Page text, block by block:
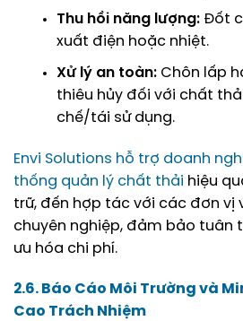
Thu hồi năng lượng: Đốt
xuất điện hoặc nhiệt.
Xử lý an toàn: Chôn lấp
thiêu hủy đối với chất
chế/tái sử dụng.
Envi Solutions hỗ trợ doanh
thống quản lý chất thải hiệu
trữ, đến hợp tác với các đơn vị
chuyên nghiệp, đảm bảo tuân
ưu hóa chi phí.
2.6. Báo Cáo Môi Trường và
Cao Trách Nhiệm